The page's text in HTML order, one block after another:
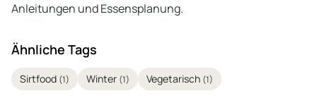
Anleitungen und Essensplanung.
Ähnliche Tags
Sirtfood (1) Winter (1) Vegetarisch (1)